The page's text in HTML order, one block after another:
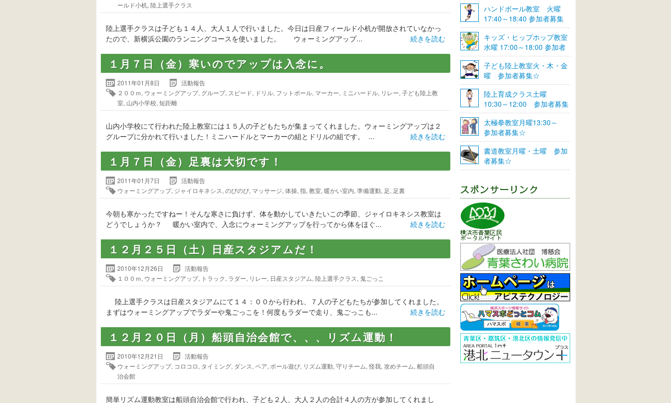
ールド小机, 陸上選手クラス
陸上選手クラスは子ども１４人、大人１人で行いました。今日は日産フィールド小机が開放されていなかっ
たので、新横浜公園のランニングコースを使いました。 ウォーミングアップ...
続きを読む
１月７日（金）寒いのでアップは入念に。
2011年01月8日
活動報告
２００ｍ, ウォーミングアップ, グループ, スピード, ドリル, フットボール, マーカー, ミニハードル, リレー, 子ども陸上教
室, 山内小学校, 短距離
山内小学校にて行われた陸上教室には１５人の子どもたちが集まってくれました。ウォーミングアップは２
グループに分かれて行いました！ミニハードルとマーカーの組とドリルの組です。 ...
続きを読む
１月７日（金）足裏は大切です！
2011年01月7日
活動報告
ウォーミングアップ, ジャイロキネシス, のびのび, マッサージ, 体操, 指, 教室, 暖かい室内, 準備運動, 足, 足裏
今朝も寒かったですねー！そんな寒さに負けず、体を動かしていきたいこの季節、ジャイロキネシス教室は
どうでしょうか？ 暖かい室内で、入念にウォーミングアップを行ってから体をほぐ...
続きを読む
１２月２５日（土）日産スタジアムだ！
2010年12月26日
活動報告
１００ｍ, ウォーミングアップ, トラック, ラダー, リレー, 日産スタジアム, 陸上選手クラス, 鬼ごっこ
陸上選手クラスは日産スタジアムにて１４：００から行われ、７人の子どもたちが参加してくれました。
まずはウォーミングアップでラダーや鬼ごっこを！何度もラダーで走り、鬼ごっこも...
続きを読む
１２月２０日（月）船頭自治会館で、、、リズム運動！
2010年12月21日
活動報告
ウォーミングアップ, コロコロ, タイミング, ダンス, ペア, ボール遊び, リズム運動, 守りチーム,怪我, 攻めチーム, 船頭自
治会館
簡単リズム運動教室は船頭自治会館で行われ、子ども２人、大人２人の合計４人の方が参加してくれまし
ハンドボール教室 火曜
17:40～18:40 参加者募集
☆
キッズ・ヒップホップ教室
水曜 17:00～18:00 参加者
募集☆
子ども陸上教室火・木・金
曜 参加者募集☆
陸上育成クラス土曜
10:30～12:00 参加者募集
☆
太極拳教室月曜13:30～
参加者募集☆
書道教室月曜・土曜 参加
者募集☆